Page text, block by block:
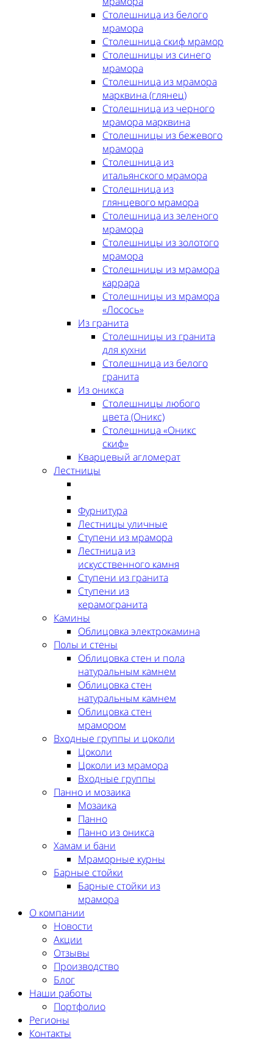
Столешница из белого
мрамора
Столешница скиф мрамор
Столешницы из синего
мрамора
Столешница из мрамора
марквина (глянец)
Столешница из черного
мрамора марквина
Столешницы из бежевого
мрамора
Столешница из
итальянского мрамора
Столешница из
глянцевого мрамора
Столешница из зеленого
мрамора
Столешницы из золотого
мрамора
Столешницы из мрамора
каррара
Столешницы из мрамора
«Лосось»
Из гранита
Столешницы из гранита
для кухни
Столешница из белого
гранита
Из оникса
Столешницы любого
цвета (Оникс)
Столешница «Оникс
скиф»
Кварцевый агломерат
Лестницы
Фурнитура
Лестницы уличные
Ступени из мрамора
Лестница из
искусственного камня
Ступени из гранита
Ступени из
керамогранита
Камины
Облицовка электрокамина
Полы и стены
Облицовка стен и пола
натуральным камнем
Облицовка стен
натуральным камнем
Облицовка стен
мрамором
Входные группы и цоколи
Цоколи
Цоколи из мрамора
Входные группы
Панно и мозаика
Мозаика
Панно
Панно из оникса
Хамам и бани
Мраморные курны
Барные стойки
Барные стойки из
мрамора
О компании
Новости
Акции
Отзывы
Производство
Блог
Наши работы
Портфолио
Регионы
Контакты